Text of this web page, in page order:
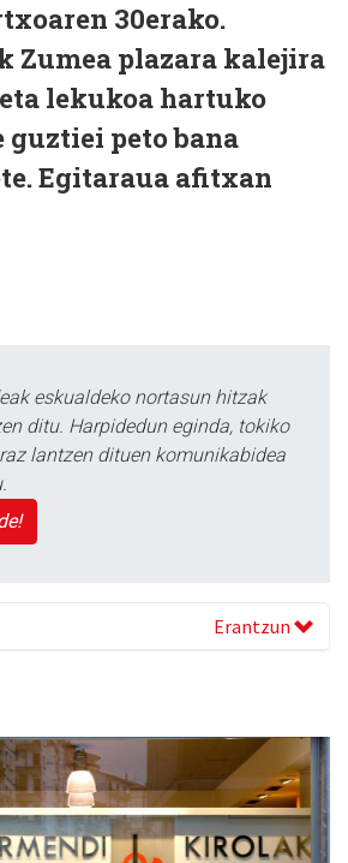
30erako.
Zumea plazara kalejira
lekukoa hartuko
guztiei peto bana
Egitaraua afitxan
eskualdeko nortasun hitzak
ditu. Harpidedun eginda, tokiko
lantzen dituen komunikabidea
Erantzun